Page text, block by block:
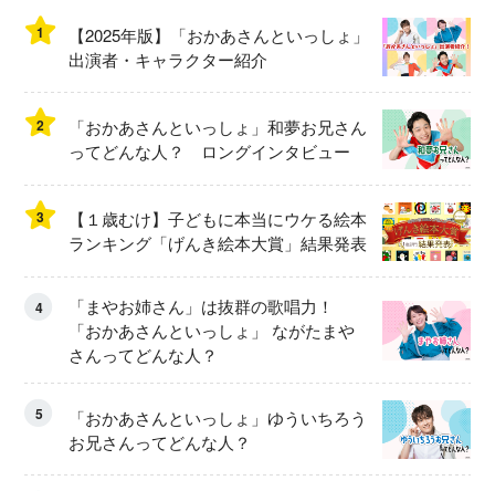
1
【2025年版】「おかあさんといっしょ」
出演者・キャラクター紹介
2
「おかあさんといっしょ」和夢お兄さん
ってどんな人？ ロングインタビュー
3
【１歳むけ】子どもに本当にウケる絵本
ランキング「げんき絵本大賞」結果発表
4
「まやお姉さん」は抜群の歌唱力！
「おかあさんといっしょ」 ながたまや
さんってどんな人？
5
「おかあさんといっしょ」ゆういちろう
お兄さんってどんな人？